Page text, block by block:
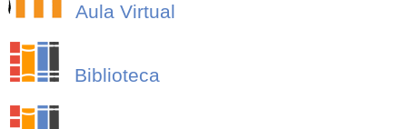
Aula Virtual
Biblioteca